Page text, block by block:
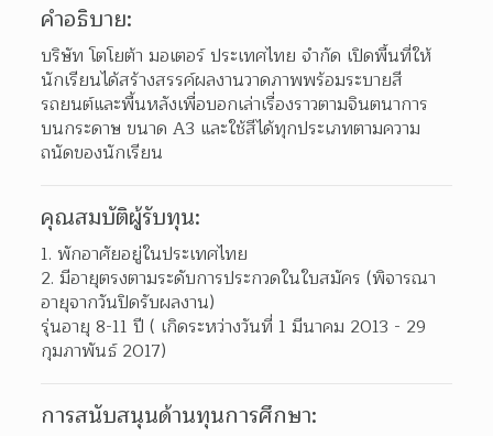
คำอธิบาย:
บริษัท โตโยต้า มอเตอร์ ประเทศไทย จำกัด เปิดพื้นที่ให้
นักเรียนได้สร้างสรรค์ผลงานวาดภาพพร้อมระบายสี
รถยนต์และพื้นหลังเพื่อบอกเล่าเรื่องราวตามจินตนาการ
บนกระดาษ ขนาด A3 และใช้สีได้ทุกประเภทตามความ
ถนัดของนักเรียน
คุณสมบัติผู้รับทุน:
1. พักอาศัยอยู่ในประเทศไทย
2. มีอายุตรงตามระดับการประกวดในใบสมัคร (พิจารณา
อายุจากวันปิดรับผลงาน)
รุ่นอายุ 8-11 ปี ( เกิดระหว่างวันที่ 1 มีนาคม 2013 - 29
กุมภาพันธ์ 2017)
การสนับสนุนด้านทุนการศึกษา: